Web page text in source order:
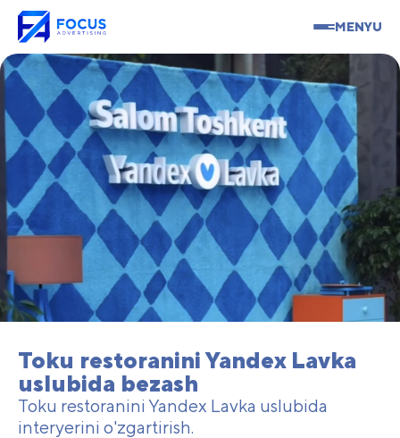
MENYU
Toku restoranini Yandex Lavka
uslubida bezash
Toku restoranini Yandex Lavka uslubida
interyerini o'zgartirish.